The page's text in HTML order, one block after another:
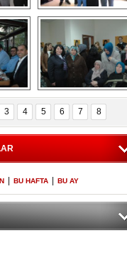
Kaymakamlıktan
iftar yemeği
NERGÜL
YILDIRIM SEÇİM
BÜROSUNU AÇTI
3 4 5 6 7 8
BU HAFTA BU AY